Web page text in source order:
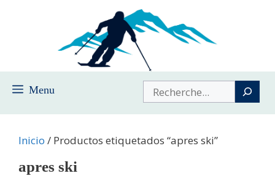
Menu Buscar
Inicio / Productos etiquetados “apres ski”
apres ski